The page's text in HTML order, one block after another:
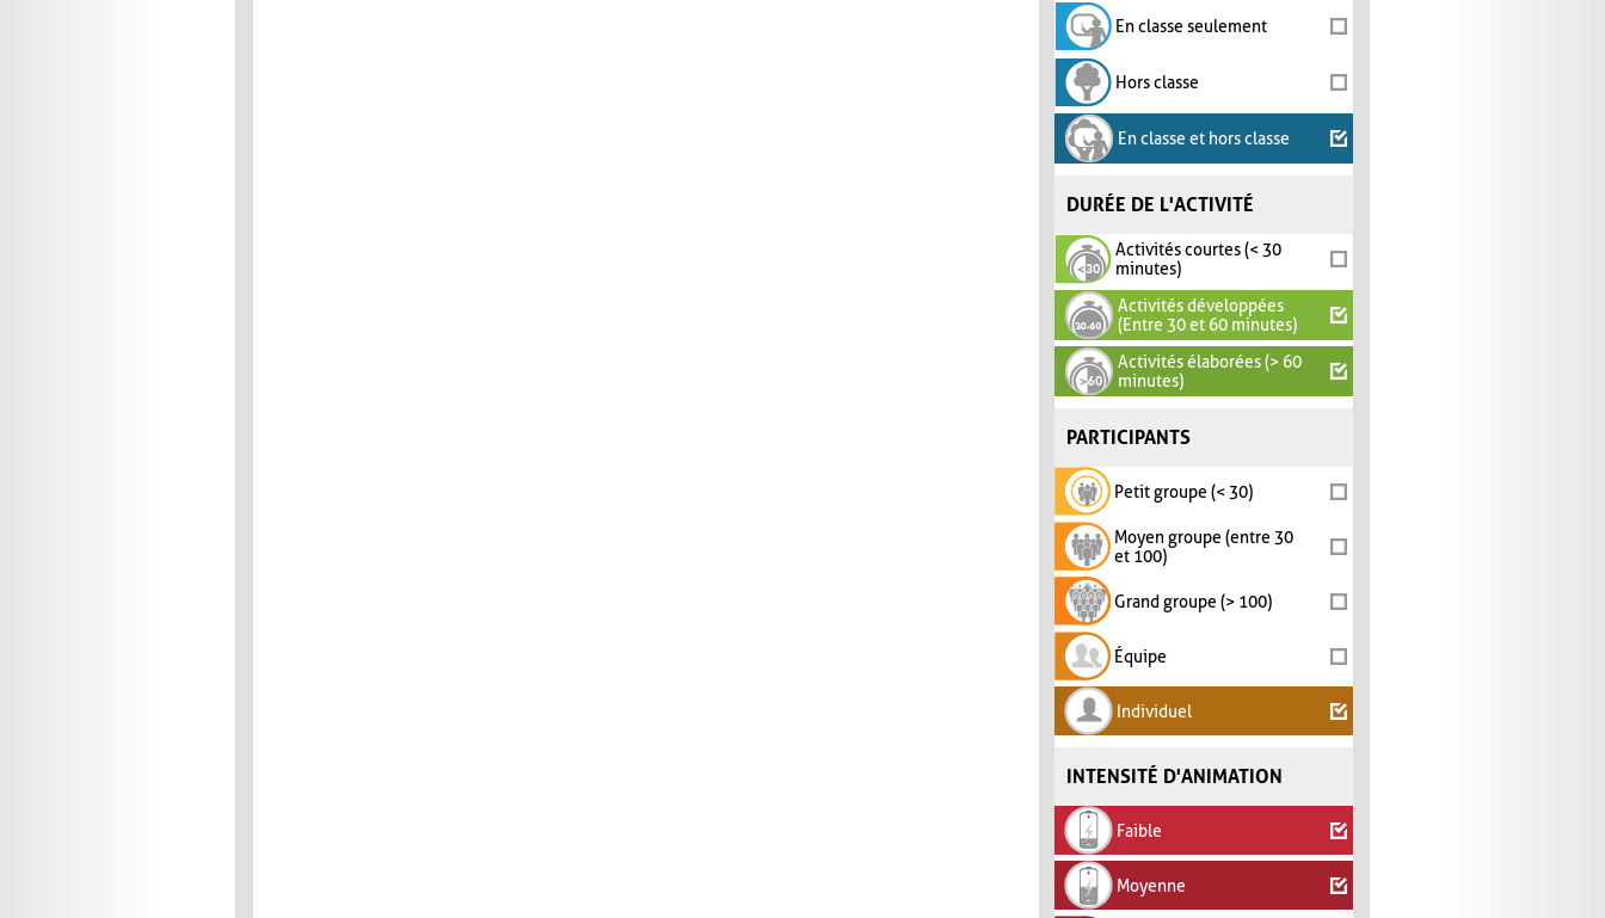
En classe seulement
Hors classe
En classe et hors classe
DURÉE DE L'ACTIVITÉ
Activités courtes (< 30
minutes)
Activités développées
(Entre 30 et 60 minutes)
Activités élaborées (> 60
minutes)
PARTICIPANTS
Petit groupe (< 30)
Moyen groupe (entre 30
et 100)
Grand groupe (> 100)
Équipe
Individuel
INTENSITÉ D'ANIMATION
Faible
Moyenne